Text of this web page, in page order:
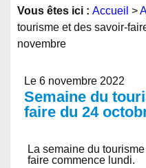
Vous êtes ici : Accueil >
tourisme et des savoir-
novembre
Le 6 novembre 2022
Semaine du
faire du 24
La semaine du
faire commence lundi.